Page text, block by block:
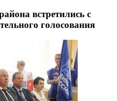
встретились с
голосования